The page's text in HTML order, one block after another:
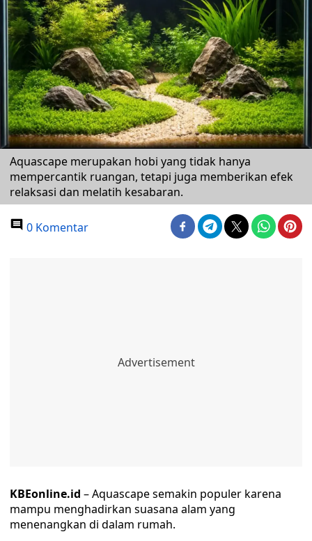
Aquascape merupakan hobi yang tidak hanya
mempercantik ruangan, tetapi juga memberikan efek
relaksasi dan melatih kesabaran.
0 Komentar
KBEonline.id – Aquascape semakin populer karena
mampu menghadirkan suasana alam yang
menenangkan di dalam rumah.